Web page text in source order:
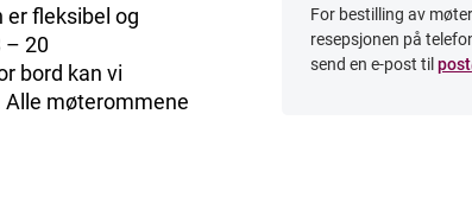
er fleksibel og
– 20
bord kan vi
Alle møterommene
For bestilling av
resepsjonen på
send en e-post til